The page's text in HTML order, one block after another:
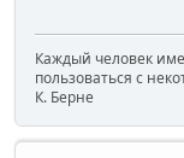
Каждый человек
пользоваться с
К. Берне